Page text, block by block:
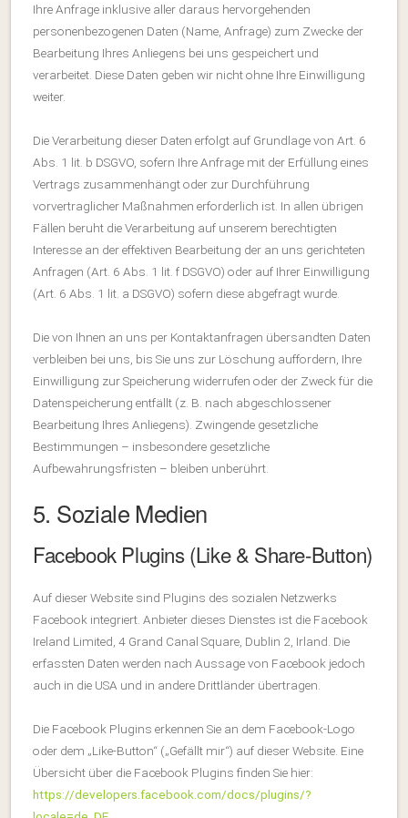
Ihre Anfrage inklusive aller daraus hervorgehenden
personenbezogenen Daten (Name, Anfrage) zum Zwecke der
Bearbeitung Ihres Anliegens bei uns gespeichert und
verarbeitet. Diese Daten geben wir nicht ohne Ihre Einwilligung
weiter.
Die Verarbeitung dieser Daten erfolgt auf Grundlage von Art. 6
Abs. 1 lit. b DSGVO, sofern Ihre Anfrage mit der Erfüllung eines
Vertrags zusammenhängt oder zur Durchführung
vorvertraglicher Maßnahmen erforderlich ist. In allen übrigen
Fällen beruht die Verarbeitung auf unserem berechtigten
Interesse an der effektiven Bearbeitung der an uns gerichteten
Anfragen (Art. 6 Abs. 1 lit. f DSGVO) oder auf Ihrer Einwilligung
(Art. 6 Abs. 1 lit. a DSGVO) sofern diese abgefragt wurde.
Die von Ihnen an uns per Kontaktanfragen übersandten Daten
verbleiben bei uns, bis Sie uns zur Löschung auffordern, Ihre
Einwilligung zur Speicherung widerrufen oder der Zweck für die
Datenspeicherung entfällt (z. B. nach abgeschlossener
Bearbeitung Ihres Anliegens). Zwingende gesetzliche
Bestimmungen – insbesondere gesetzliche
Aufbewahrungsfristen – bleiben unberührt.
5. Soziale Medien
Facebook Plugins (Like & Share-Button)
Auf dieser Website sind Plugins des sozialen Netzwerks
Facebook integriert. Anbieter dieses Dienstes ist die Facebook
Ireland Limited, 4 Grand Canal Square, Dublin 2, Irland. Die
erfassten Daten werden nach Aussage von Facebook jedoch
auch in die USA und in andere Drittländer übertragen.
Die Facebook Plugins erkennen Sie an dem Facebook-Logo
oder dem „Like-Button“ („Gefällt mir“) auf dieser Website. Eine
Übersicht über die Facebook Plugins finden Sie hier:
https://developers.facebook.com/docs/plugins/?